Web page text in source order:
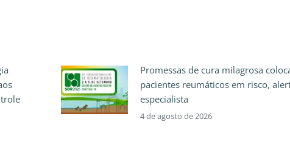
Promessas de cura milagrosa
pacientes reumáticos em risco,
especialista
4 de agosto de 2026